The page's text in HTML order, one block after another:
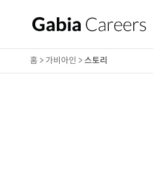
홈 > 가비아인 >스토리